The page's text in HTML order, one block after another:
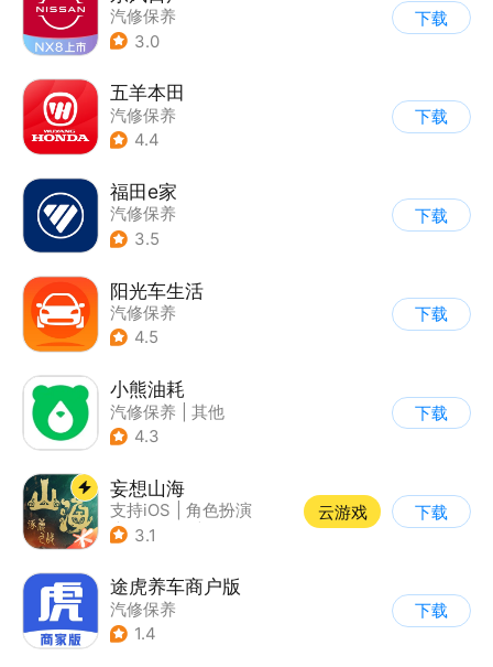
汽修保养
3.0
下载
五羊本田
汽修保养
4.4
下载
福田e家
汽修保养
3.5
下载
阳光车生活
汽修保养
4.5
下载
小熊油耗
汽修保养
其他
4.3
下载
妄想山海
支持iOS
角色扮演
| 店铺经营
3.1
云游戏 下载
途虎养车商户版
汽修保养
1.4
下载